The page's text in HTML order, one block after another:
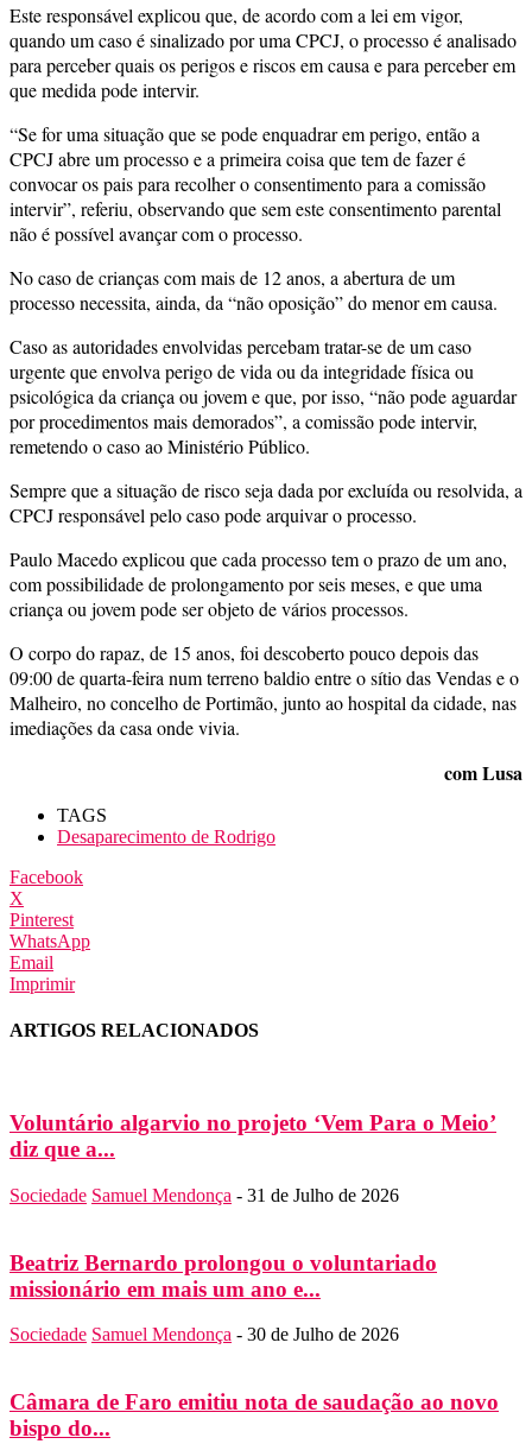
Este responsável explicou que, de acordo com a lei em vigor,
quando um caso é sinalizado por uma CPCJ, o processo é analisado
para perceber quais os perigos e riscos em causa e para perceber em
que medida pode intervir.
“Se for uma situação que se pode enquadrar em perigo, então a
CPCJ abre um processo e a primeira coisa que tem de fazer é
convocar os pais para recolher o consentimento para a comissão
intervir”, referiu, observando que sem este consentimento parental
não é possível avançar com o processo.
No caso de crianças com mais de 12 anos, a abertura de um
processo necessita, ainda, da “não oposição” do menor em causa.
Caso as autoridades envolvidas percebam tratar-se de um caso
urgente que envolva perigo de vida ou da integridade física ou
psicológica da criança ou jovem e que, por isso, “não pode aguardar
por procedimentos mais demorados”, a comissão pode intervir,
remetendo o caso ao Ministério Público.
Sempre que a situação de risco seja dada por excluída ou resolvida, a
CPCJ responsável pelo caso pode arquivar o processo.
Paulo Macedo explicou que cada processo tem o prazo de um ano,
com possibilidade de prolongamento por seis meses, e que uma
criança ou jovem pode ser objeto de vários processos.
O corpo do rapaz, de 15 anos, foi descoberto pouco depois das
09:00 de quarta-feira num terreno baldio entre o sítio das Vendas e o
Malheiro, no concelho de Portimão, junto ao hospital da cidade, nas
imediações da casa onde vivia.
com Lusa
TAGS
Desaparecimento de Rodrigo
Facebook
X
Pinterest
WhatsApp
Email
Imprimir
ARTIGOS RELACIONADOS
Voluntário algarvio no projeto ‘Vem Para o Meio’
diz que a...
Sociedade Samuel Mendonça - 31 de Julho de 2026
Beatriz Bernardo prolongou o voluntariado
missionário em mais um ano e...
Sociedade Samuel Mendonça - 30 de Julho de 2026
Câmara de Faro emitiu nota de saudação ao novo
bispo do...